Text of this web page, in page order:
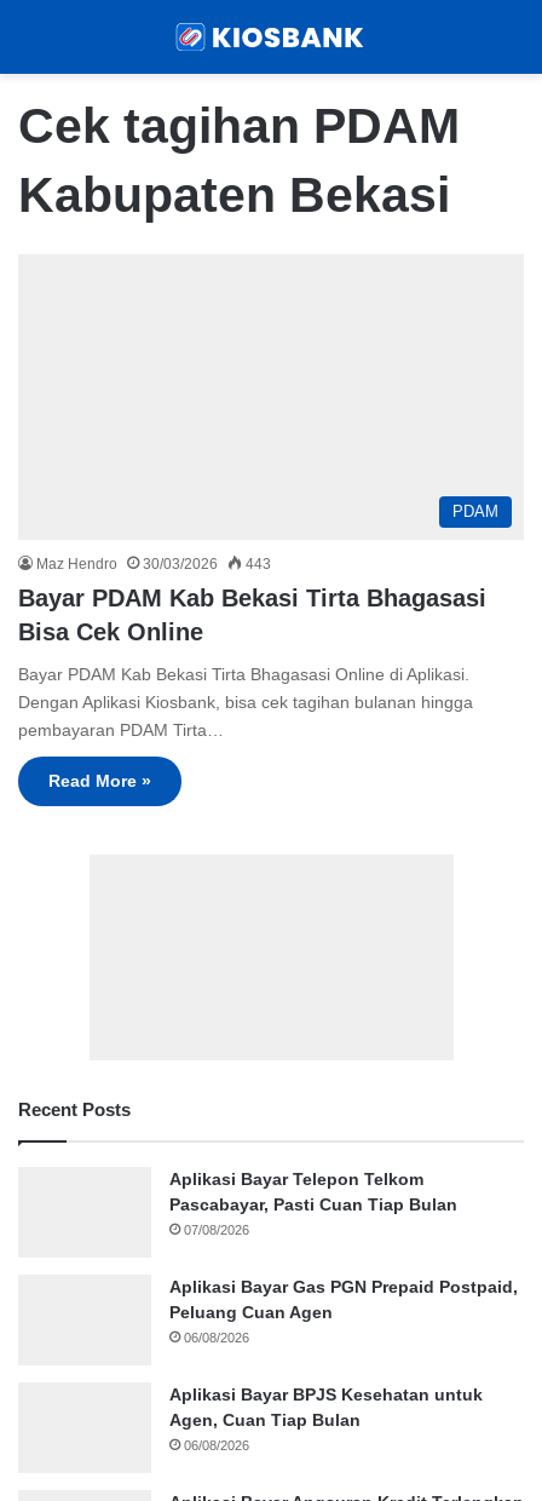
Cek tagihan PDAM
Kabupaten Bekasi
PDAM
Maz Hendro 30/03/2026 443
Bayar PDAM Kab Bekasi Tirta Bhagasasi
Bisa Cek Online
Bayar PDAM Kab Bekasi Tirta Bhagasasi Online di Aplikasi.
Dengan Aplikasi Kiosbank, bisa cek tagihan bulanan hingga
pembayaran PDAM Tirta…
Read More »
Recent Posts
Aplikasi Bayar Telepon Telkom
Pascabayar, Pasti Cuan Tiap Bulan
07/08/2026
Aplikasi Bayar Gas PGN Prepaid Postpaid,
Peluang Cuan Agen
06/08/2026
Aplikasi Bayar BPJS Kesehatan untuk
Agen, Cuan Tiap Bulan
06/08/2026